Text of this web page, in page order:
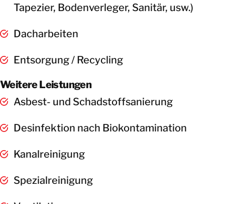
Tapezier, Bodenverleger, Sanitär, usw.)
Dacharbeiten
Entsorgung / Recycling
Weitere Leistungen
Asbest- und Schadstoffsanierung
Desinfektion nach Biokontamination
Kanalreinigung
Spezialreinigung